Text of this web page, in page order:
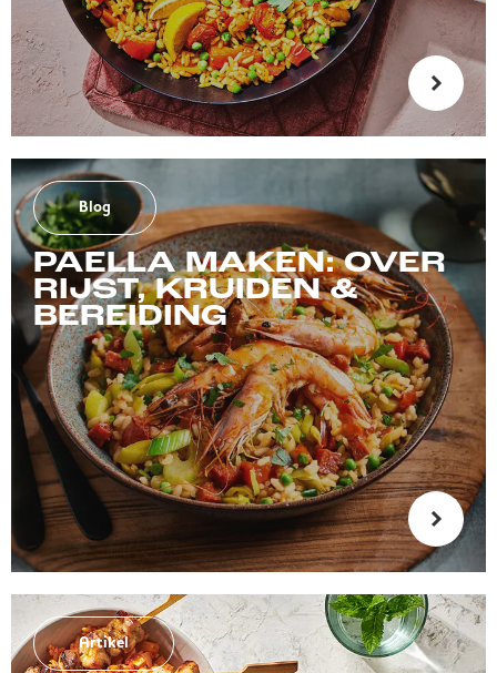
Blog
PAELLA MAKEN: OVER
RIJST, KRUIDEN &
BEREIDING
Artikel